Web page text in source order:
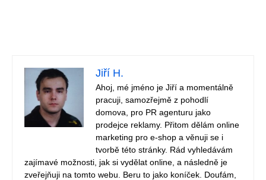
Jiří H.
Ahoj, mé jméno je Jiří a momentálně
pracuji, samozřejmě z pohodlí
domova, pro PR agenturu jako
prodejce reklamy. Přitom dělám online
marketing pro e-shop a věnuji se i
tvorbě této stránky. Rád vyhledávám
zajímavé možnosti, jak si vydělat online, a následně je
zveřejňuji na tomto webu. Beru to jako koníček. Doufám,